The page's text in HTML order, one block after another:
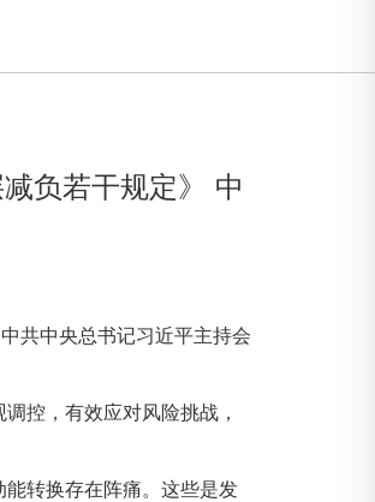
负若干规定》 中
共中央总书记习近平主持会
控，有效应对风险挑战，
转换存在阵痛。这些是发